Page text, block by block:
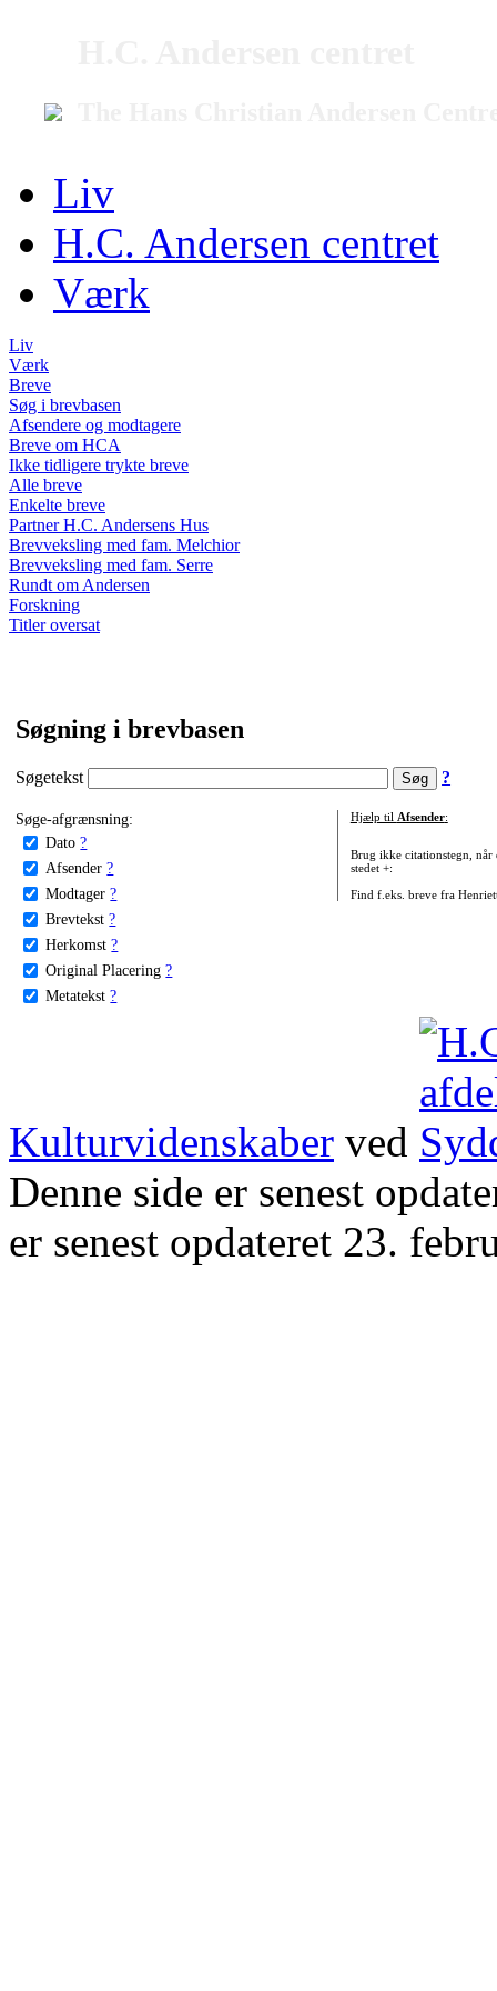
Liv
H.C. Andersen centret
Værk
Liv
Værk
Breve
Søg i brevbasen
Afsendere og modtagere
Breve om HCA
Ikke tidligere trykte breve
Alle breve
Enkelte breve
Partner H.C. Andersens Hus
Brevveksling med fam. Melchior
Brevveksling med fam. Serre
Rundt om Andersen
Forskning
Titler oversat
Søgning i brevbasen
Søgetekst ?
Søge-afgrænsning:
Dato ?
Afsender ?
Modtager ?
Brevtekst ?
Herkomst ?
Original Placering ?
Metatekst ?
Hjælp til Afsender:
Brug ikke citationstegn, når
stedet +:
Find f.eks. breve fra
Kulturvidenskaber ved
Denne side er senest
er senest opdateret 23.